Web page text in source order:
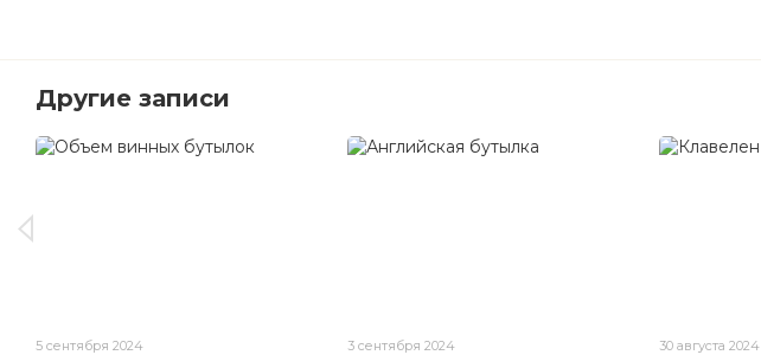
Другие записи
5 сентября 2024 3 сентября 2024 30 августа 2024